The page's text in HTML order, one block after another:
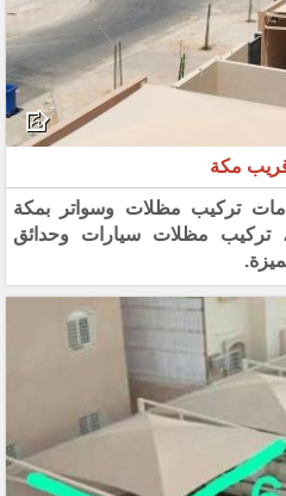
مكة
تركيب مظلات وسواتر بمكة
تركيب مظلات سيارات وحدائق